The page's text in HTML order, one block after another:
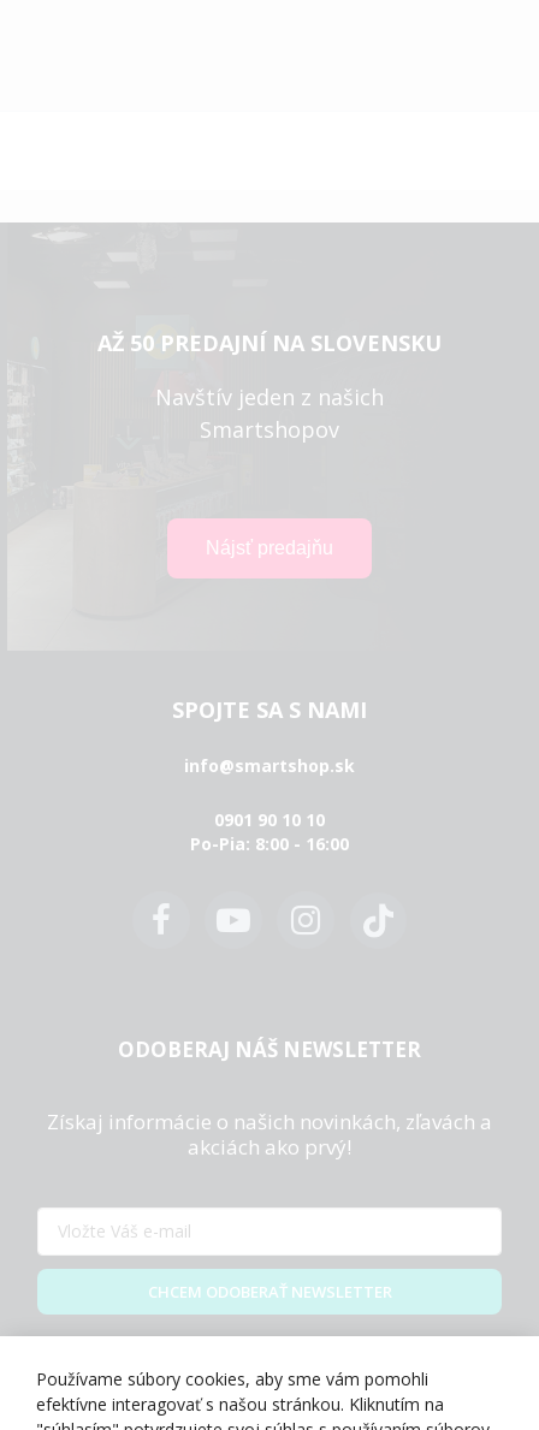
AŽ 50 PREDAJNÍ NA SLOVENSKU
Navštív jeden z našich
Smartshopov
SPOJTE SA S NAMI
info@smartshop.sk
0901 90 10 10
Po-Pia: 8:00 - 16:00
ODOBERAJ NÁŠ NEWSLETTER
Získaj informácie o našich novinkách, zľavách a
akciách ako prvý!
CHCEM ODOBERAŤ NEWSLETTER
Používame súbory cookies, aby sme vám pomohli
efektívne interagovať s našou stránkou. Kliknutím na